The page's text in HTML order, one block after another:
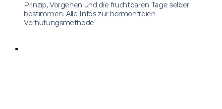
Prinzip, Vorgehen und die fruchtbaren Tage selber
bestimmen. Alle Infos zur hormonfreien
Verhütungsmethode